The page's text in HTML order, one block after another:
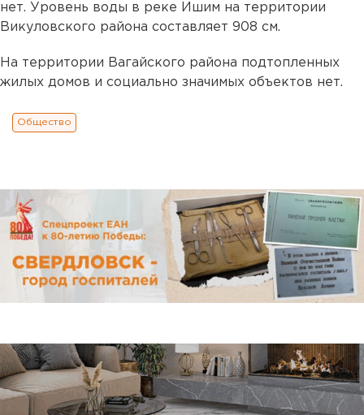
нет. Уровень воды в реке Ишим на территории
Викуловского района составляет 908 см.
На территории Вагайского района подтопленных
жилых домов и социально значимых объектов нет.
Общество